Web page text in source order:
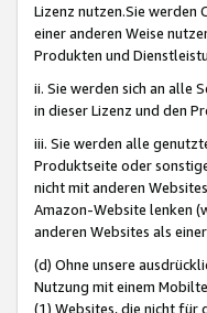
Lizenz nutzen.Sie werden
einer anderen Weise
Produkten und
ii. Sie werden sich an alle
in dieser Lizenz und den
iii. Sie werden alle
Produktseite oder
nicht mit anderen
Amazon-Website lenken
anderen Websites als
(d) Ohne unsere
Nutzung mit einem
(1) Websites, die nicht für